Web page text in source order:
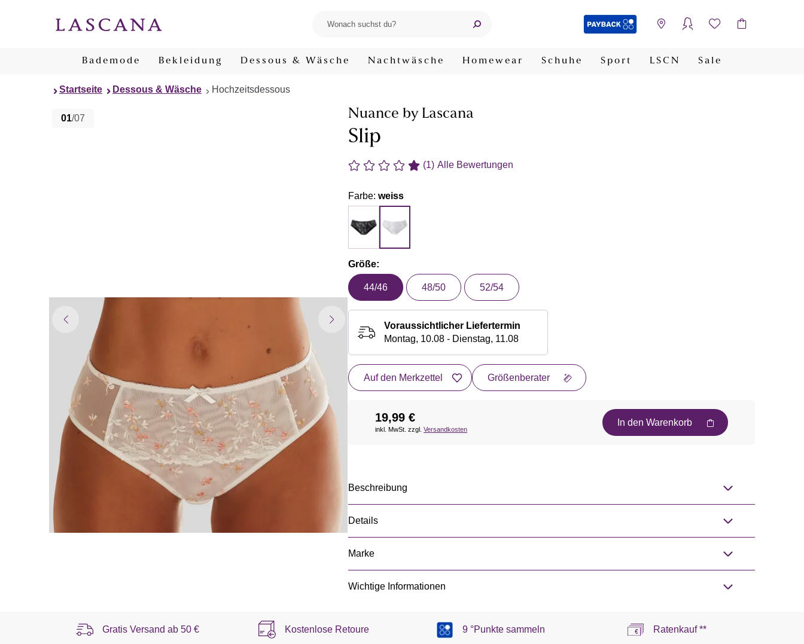
Bademode Bekleidung Dessous & Wäsche Nachtwäsche Homewear Schuhe Sport LSCN Sale
Startseite Dessous & Wäsche Hochzeitsdessous
01/07 Nuance by Lascana
Slip
(1) Alle Bewertungen
Farbe: weiss
Größe:
44/46 48/50 52/54
Voraussichtlicher Liefertermin
Montag, 10.08 - Dienstag, 11.08
Auf den Merkzettel Größenberater
19,99 €
inkl. MwSt. zzgl. Versandkosten
In den Warenkorb
Beschreibung
Details
Marke
Wichtige Informationen
Gratis Versand ab 50 € Kostenlose Retoure 9 °Punkte sammeln Ratenkauf **